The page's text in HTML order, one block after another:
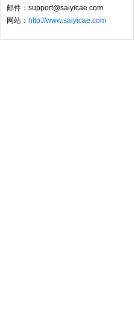
邮件：support@saiyicae.com
网站： http://www.saiyicae.com